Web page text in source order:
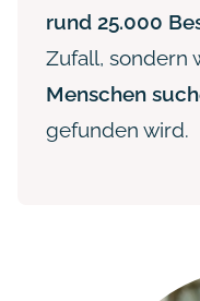
rund 25.000
Zufall, sondern
Menschen
gefunden wird.